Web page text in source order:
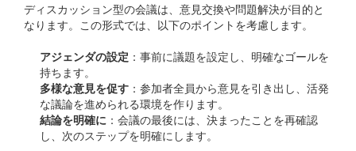
ディスカッション型の会議は、意見交換や問題解決が目的と
なります。この形式では、以下のポイントを考慮します。
アジェンダの設定 ：事前に議題を設定し、明確なゴールを
持ちます。
多様な意見を促す ：参加者全員から意見を引き出し、活発
な議論を進められる環境を作ります。
結論を明確に ：会議の最後には、決まったことを再確認
し、次のステップを明確にします。